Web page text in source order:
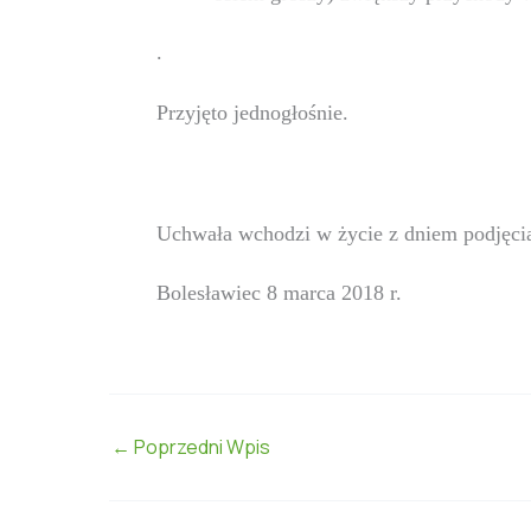
.
Przyjęto jednogłośnie.
Uchwała wchodzi w życie z dniem
Bolesławiec 8 marca 2018 r.
← Poprzedni Wpis